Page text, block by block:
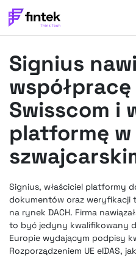
BANKOWOŚĆ
EVENTY
FELIETONY
WYWIADY
LEGAL
PODCASTY
FINTEK EXTRA
OKIEM EKSPERTA
Signius
współpracę
Swisscom i
platformę w
Signius, właściciel platformy
dokumentów oraz weryfikacji
na rynek DACH. Firma
to być jedyny kwalifikowany
Europie wydającym podpisy
Rozporządzeniem UE eIDAS,